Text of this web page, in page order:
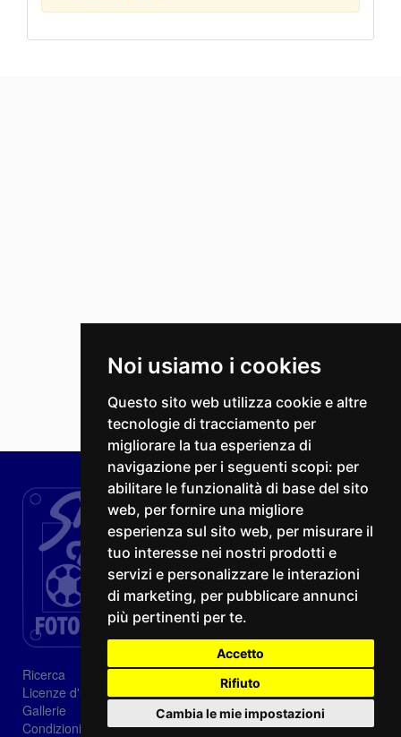
Noi usiamo i cookies
Questo sito web utilizza cookie e altre
tecnologie di tracciamento per
migliorare la tua esperienza di
navigazione per i seguenti scopi: per
abilitare le funzionalità di base del sito
web, per fornire una migliore
esperienza sul sito web, per misurare il
tuo interesse nei nostri prodotti e
servizi e personalizzare le interazioni
di marketing, per pubblicare annunci
più pertinenti per te.
Accetto
Rifiuto
Cambia le mie impostazioni
Ricerca
Licenze d'utilizzo
Gallerie
Condizioni di vendita